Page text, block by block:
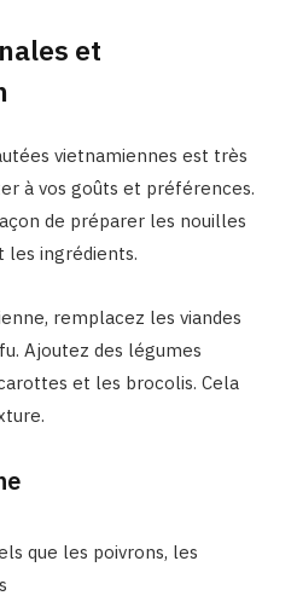
et
vietnamiennes est très
à vos goûts et préférences.
de préparer les nouilles
les ingrédients.
remplacez les viandes
Ajoutez des légumes
et les brocolis. Cela
que les poivrons, les